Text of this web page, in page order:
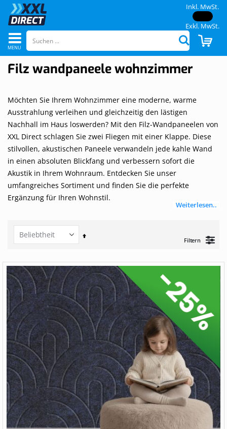
Navigation
umschalten SuchenCART
Inkl. MwSt.
Exkl. MwSt.
Weiterlesen..
Filz wandpaneele wohnzimmer
Möchten Sie Ihrem Wohnzimmer eine moderne, warme
Ausstrahlung verleihen und gleichzeitig den lästigen
Nachhall im Haus loswerden? Mit den Filz-Wandpaneelen von
XXL Direct schlagen Sie zwei Fliegen mit einer Klappe. Diese
stilvollen, akustischen Paneele verwandeln jede kahle Wand
in einen absoluten Blickfang und verbessern sofort die
Akustik in Ihrem Wohnraum. Entdecken Sie unser
umfangreiches Sortiment und finden Sie die perfekte
Ergänzung für Ihren Wohnstil.
Set
Filtern